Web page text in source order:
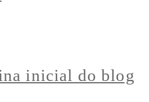
inicial do blog